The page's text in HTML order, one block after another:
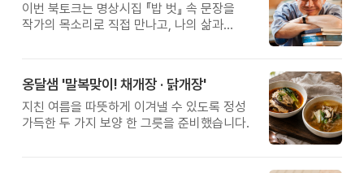
이번 북토크는 명상시집 『밥 벗』 속 문장을
작가의 목소리로 직접 만나고, 나의 삶과
옹달샘 '말복맞이! 채개장 · 닭개장'
지친 여름을 따뜻하게 이겨낼 수 있도록 정성
가득한 두 가지 보양 한 그릇을 준비했습니다.